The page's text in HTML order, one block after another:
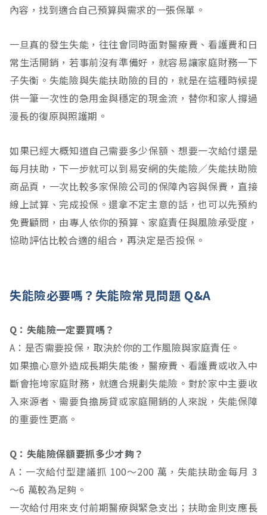
內容，找到適合自己預算與需求的一張保單。
一旦真的發生失能，往往會同時面對醫療費、看護費和日
常生活開銷，若事前沒有準備好，就容易讓家庭財務一下
子失衡。失能險與失能扶助險的目的，就是在這種時候提
供一筆一次性的急用金與穩定的現金流，替你和家人撐過
漫長的復原與照護期。
如果已經大概知道自己需要多少保額、想要一次給付還是
每月扶助，下一步就可以到易安網的失能險／失能扶助險
商品頁，一次比較多家保險公司的保障內容與保費，直接
線上試算、完成投保。還拿不定主意的話，也可以先預約
免費顧問，由專人依你的預算、家庭責任與風險承受度，
協助評估比較合適的組合，再決定是否投保。
失能險必要嗎？失能險常見問題 Q&A
Q：失能險一定要買嗎？
A：是否需要投保，取決於你的工作風險與家庭責任。
如果擔心意外造成長期失能後，醫療費、看護費或收入中
斷會拖垮家庭財務，就適合規劃失能險。對於家中主要收
入來源者、需要負擔房貸或家庭開銷的人來說，失能保障
的重要性更高。
Q：失能險保額要抓多少才夠？
A：一次給付型建議抓 100～200 萬，失能扶助金每月 3
～6 萬較為足夠。
一次給付用來支付前期醫療與緊急支出；扶助金則支應長